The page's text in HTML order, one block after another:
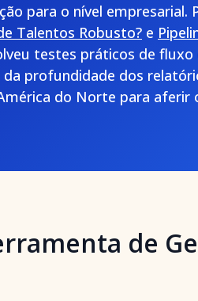
para o nível
Talentos Robusto? e
testes práticos de
profundidade dos
do Norte para
de